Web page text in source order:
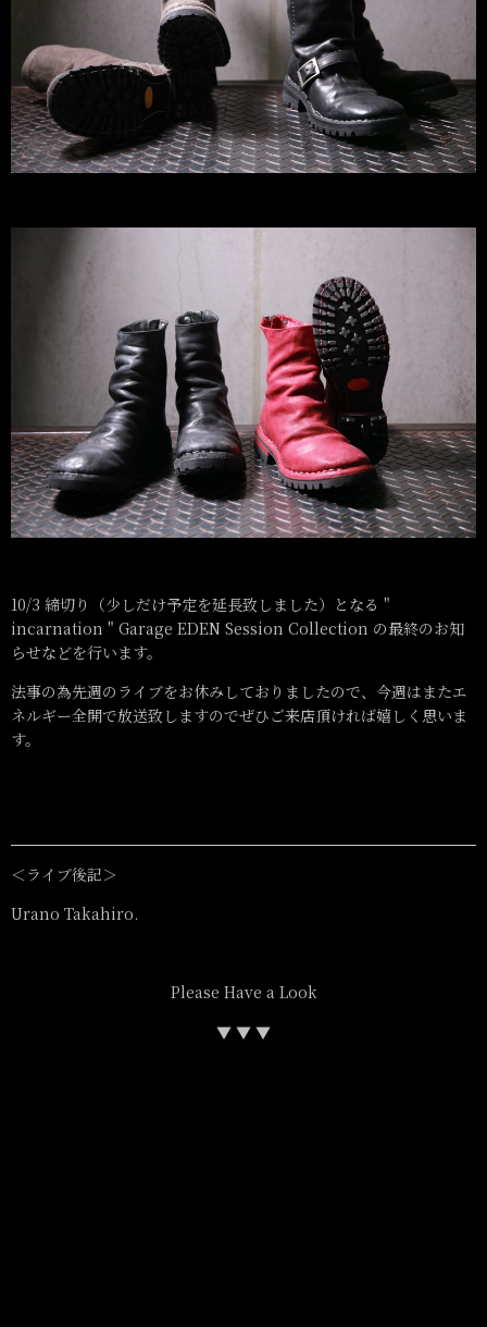
10/3 締切り（少しだけ予定を延長致しました）となる "
incarnation " Garage EDEN Session Collection の最終のお知
らせなどを行います。
法事の為先週のライブをお休みしておりましたので、今週はまたエ
ネルギー全開で放送致しますのでぜひご来店頂ければ嬉しく思いま
す。
＜ライブ後記＞
Urano Takahiro.
Please Have a Look
▼ ▼ ▼